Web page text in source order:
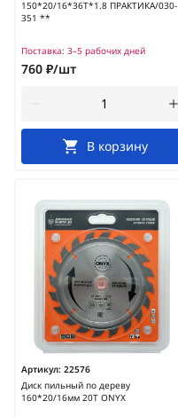
150*20/16*36Т*1.8 ПРАКТИКА/030-
351 **
Поставка: 3–5 рабочих дней
760 ₽/шт
В корзину
Артикул: 22576
Диск пильный по дереву
160*20/16мм 20T ONYX